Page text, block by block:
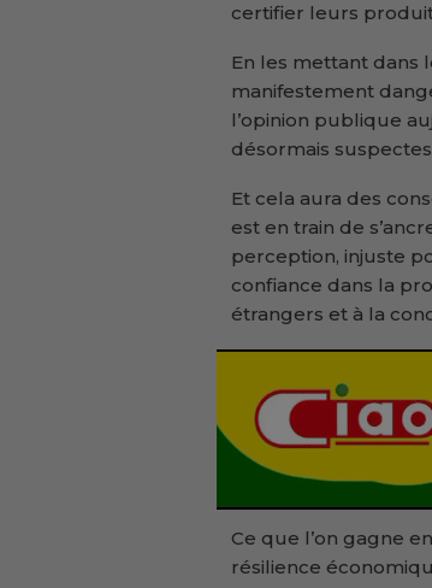
certifier leurs
En les mettant dans
manifestement
l’opinion publique
désormais
Et cela aura des
est en train de
perception, injuste
confiance dans la
étrangers et à la
Ce que l’on gagne
résilience